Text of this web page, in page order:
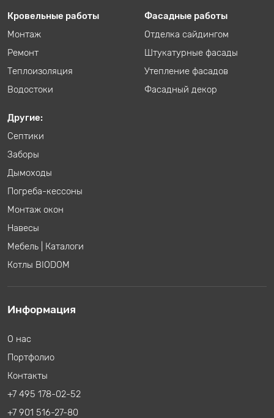
Кровельные работы
Монтаж
Ремонт
Теплоизоляция
Водостоки
Фасадные работы
Отделка сайдингом
Штукатурные фасады
Утепление фасадов
Фасадный декор
Другие:
Септики
Заборы
Дымоходы
Погреба-кессоны
Монтаж окон
Навесы
Мебель
Каталоги
Котлы BIODOM
Информация
О нас
Портфолио
Контакты
+7 495 178-02-52
+7 901 516-27-80